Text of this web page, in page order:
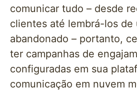
comunicar tudo – desde
clientes até lembrá-los de
abandonado – portanto,
ter campanhas de
configuradas em sua
comunicação em nuvem